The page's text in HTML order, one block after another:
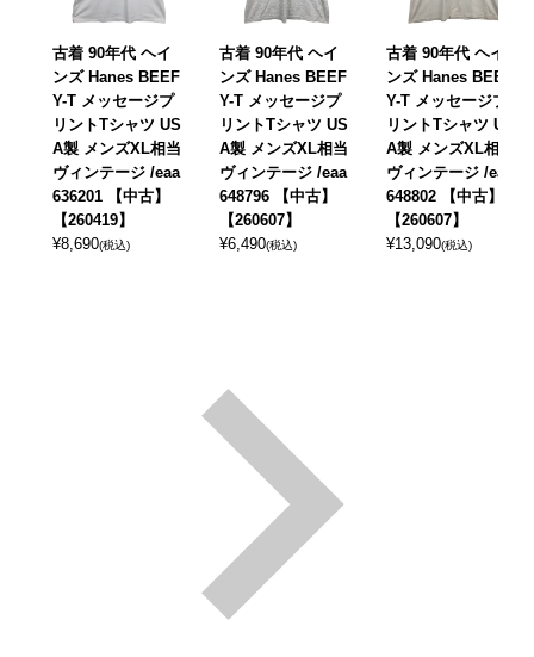
古着 90年代 ヘイ
ンズ Hanes BEEF
Y-T メッセージプ
リントTシャツ US
A製 メンズXL相当
ヴィンテージ /eaa
636201 【中古】
【260419】
¥8,690(税込)
古着 90年代 ヘイ
ンズ Hanes BEEF
Y-T メッセージプ
リントTシャツ US
A製 メンズXL相当
ヴィンテージ /eaa
648796 【中古】
【260607】
¥6,490(税込)
古着 90年代 ヘイ
ンズ Hanes BEEF
Y-T メッセージプ
リントTシャツ US
A製 メンズXL相当
ヴィンテージ /eaa
648802 【中古】
【260607】
¥13,090(税込)